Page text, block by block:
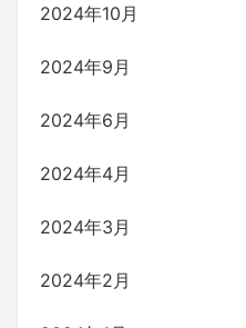
2024年10月
2024年9月
2024年6月
2024年4月
2024年3月
2024年2月